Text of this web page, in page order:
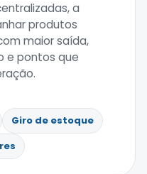
a
produtos
maior saída,
e pontos que
Giro de estoque